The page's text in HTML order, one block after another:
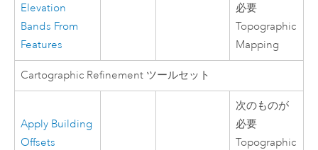
Elevation
Bands From
Features
必要
Topographic
Mapping
Cartographic Refinement ツールセット
Apply Building
Offsets
次のものが
必要
Topographic